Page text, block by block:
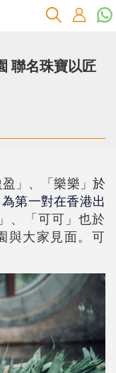
聯名珠寶以匠
」、「樂樂」於
第一對在香港出
、「可可」也於
與大家見面。可